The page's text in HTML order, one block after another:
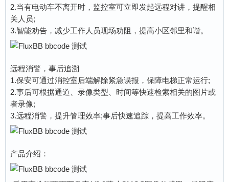
2.当有电动车不离开时，监控室可立即发起远程对讲，提醒相
关人员;
3.智能劝告，减少工作人员现场劝阻，提高小区邻里和谐。
远程消警，事后追溯
1.保安可通过消控室后端解除紧急误报，保障电梯正常运行;
2.事后可根据通道、录像类型、时间等快速检索相关的图片或
者录像;
3.远程消警，提升管理效率;事后快速追踪，提高工作效率。
产品介绍：